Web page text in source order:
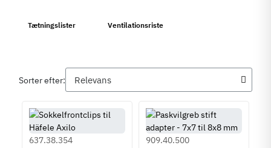
Tætningslister Ventilationsriste
Sorter efter:
637.38.354 909.40.500